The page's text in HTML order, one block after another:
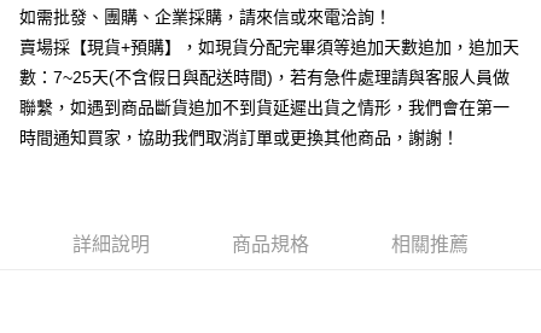
聯邦商業銀行
遠東國際商業銀行
元大商業銀行
永豐商業銀行
台新國際商業銀行
中國信託商業銀行
台灣樂天信用卡公司
匯豐（台灣）商業銀行
華泰商業銀行
聯邦商業銀行
遠東國際商業銀行
元大商業銀行
永豐商業銀行
玉山商業銀行
星展（台灣）商業銀行
台灣樂天信用卡公司
國泰世華商業銀行
兆豐國際商業銀行
臺灣中小企業銀行
台中商業銀行
匯豐（台灣）商業銀行
華泰商業銀行
聯邦商業銀行
遠東國際商業銀行
元大商業銀行
永豐商業銀行
玉山商業銀行
星展（台灣）商業銀行
Apple Pay
街口支付
悠遊付
相關說明
如需批發、團購、企業採購，請來信或來電洽詢！
賣場採【現貨+預購】，如現貨分配完畢須等追加天數追加，追加天
數：7~25天(不含假日與配送時間)，若有急件處理請與客服人員做
聯繫，如遇到商品斷貨追加不到貨延遲出貨之情形，我們會在第一
時間通知買家，協助我們取消訂單或更換其他商品，謝謝！
詳細說明 商品規格 相關推薦